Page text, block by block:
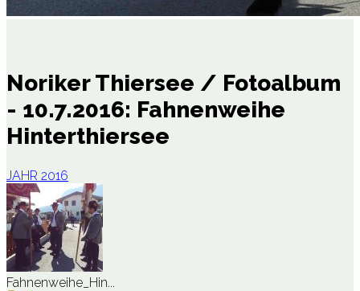
Noriker Thiersee / Fotoalbum
- 10.7.2016: Fahnenweihe
Hinterthiersee
JAHR 2016
Fahnenweihe_Hin...